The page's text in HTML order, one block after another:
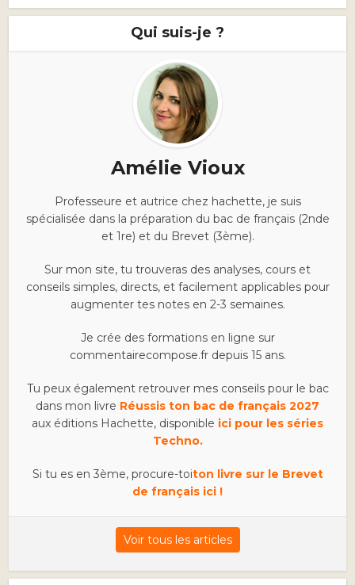
Qui suis-je ?
Amélie Vioux
Professeure et autrice chez hachette, je suis
spécialisée dans la préparation du bac de français (2nde
et 1re) et du Brevet (3ème).
Sur mon site, tu trouveras des analyses, cours et
conseils simples, directs, et facilement applicables pour
augmenter tes notes en 2-3 semaines.
Je crée des formations en ligne sur
commentairecompose.fr depuis 15 ans.
Tu peux également retrouver mes conseils pour le bac
dans mon livre Réussis ton bac de français 2027
aux éditions Hachette, disponible ici pour les séries
Techno.
Si tu es en 3ème, procure-toiton livre sur le Brevet
de français ici !
Voir tous les articles